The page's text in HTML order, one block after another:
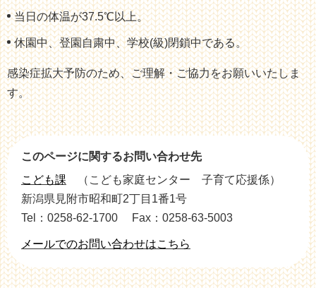
当日の体温が37.5℃以上。
休園中、登園自粛中、学校(級)閉鎖中である。
感染症拡大予防のため、ご理解・ご協力をお願いいたしま
す。
このページに関するお問い合わせ先
こども課
こども家庭センター 子育て応援係
新潟県見附市昭和町2丁目1番1号
Tel：0258-62-1700
Fax：0258-63-5003
メールでのお問い合わせはこちら